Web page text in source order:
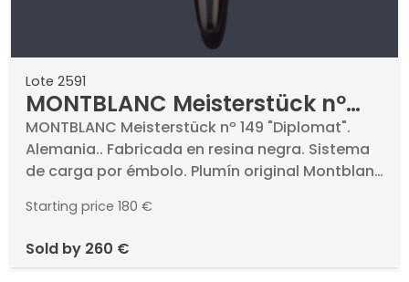
Lote 2591
MONTBLANC Meisterstück nº
149 "Diplomat". Alemania.
MONTBLANC Meisterstück nº 149 "Diplomat".
Alemania.. Fabricada en resina negra. Sistema
de carga por émbolo. Plumín original Montblanc
transparente para ver el nivel de tinta. En
Starting price 180 €
sold by 260 €